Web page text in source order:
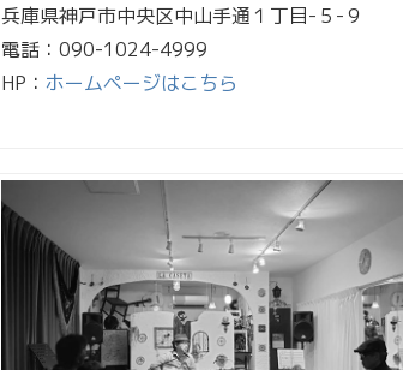
兵庫県神戸市中央区中山手通１丁目-５-９
電話：090-1024-4999
HP： ホームページはこちら